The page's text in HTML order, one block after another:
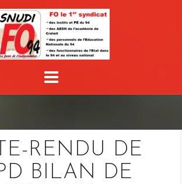
RENDU DE
BILAN DE